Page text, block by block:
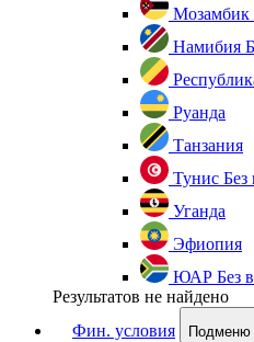
Мозамбик
Намибия
Руанда
Танзания
Тунис Без
Уганда
Эфиопия
ЮАР Без
Результатов не найдено
Фин. условия
Подменю